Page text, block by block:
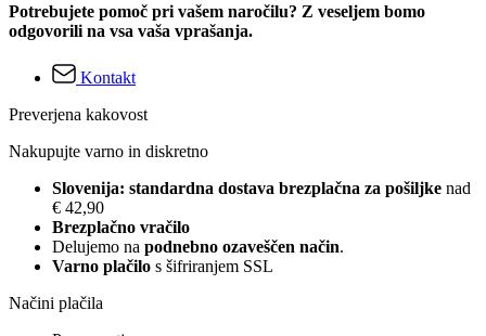
Potrebujete pomoč pri vašem naročilu? Z veseljem bomo
odgovorili na vsa vaša vprašanja.
Kontakt
Preverjena kakovost
Nakupujte varno in diskretno
Slovenija: standardna dostava brezplačna za pošiljke nad
€ 42,90
Brezplačno vračilo
Delujemo na podnebno ozaveščen način.
Varno plačilo s šifriranjem SSL
Načini plačila